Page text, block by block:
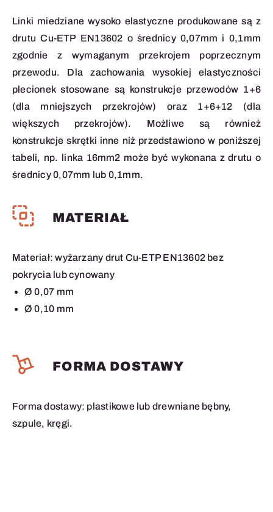
Linki miedziane wysoko elastyczne produkowane są z
drutu Cu-ETP EN13602 o średnicy 0,07mm i 0,1mm
zgodnie z wymaganym przekrojem poprzecznym
przewodu. Dla zachowania wysokiej elastyczności
plecionek stosowane są konstrukcje przewodów 1+6
(dla mniejszych przekrojów) oraz 1+6+12 (dla
większych przekrojów). Możliwe są również
konstrukcje skrętki inne niż przedstawiono w poniższej
tabeli, np. linka 16mm2 może być wykonana z drutu o
średnicy 0,07mm lub 0,1mm.
MATERIAŁ
Materiał: wyżarzany drut Cu-ETP EN13602 bez
pokrycia lub cynowany
Ø 0,07 mm
Ø 0,10 mm
FORMA DOSTAWY
Forma dostawy: plastikowe lub drewniane bębny,
szpule, kręgi.